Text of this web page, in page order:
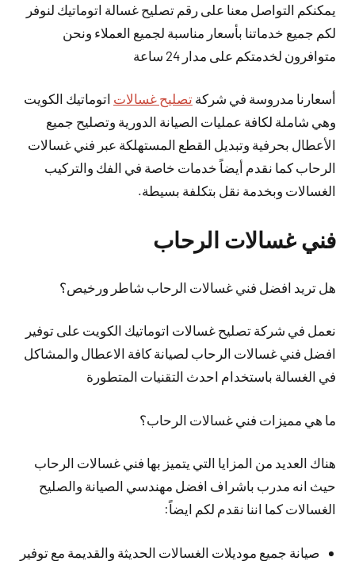
يمكنكم التواصل معنا على رقم تصليح غسالة اتوماتيك لنوفر
لكم جميع خدماتنا بأسعار مناسبة لجميع العملاء ونحن
متوافرون لخدمتكم على مدار 24 ساعة
أسعارنا مدروسة في شركة تصليح غسالات اتوماتيك الكويت
وهي شاملة لكافة عمليات الصيانة الدورية وتصليح جميع
الأعطال بحرفية وتبديل القطع المستهلكة عبر فني غسالات
الرحاب كما نقدم أيضاً خدمات خاصة في الفك والتركيب
الغسالات وبخدمة نقل بتكلفة بسيطة.
فني غسالات الرحاب
هل تريد افضل فني غسالات الرحاب شاطر ورخيص؟
نعمل في شركة تصليح غسالات اتوماتيك الكويت على توفير
افضل فني غسالات الرحاب لصيانة كافة الاعطال والمشاكل
في الغسالة باستخدام احدث التقنيات المتطورة
ما هي مميزات فني غسالات الرحاب؟
هناك العديد من المزايا التي يتميز بها فني غسالات الرحاب
حيث انه مدرب باشراف افضل مهندسي الصيانة والصليح
الغسالات كما اننا نقدم لكم ايضاً:
صيانة جميع موديلات الغسالات الحديثة والقديمة مع توفير